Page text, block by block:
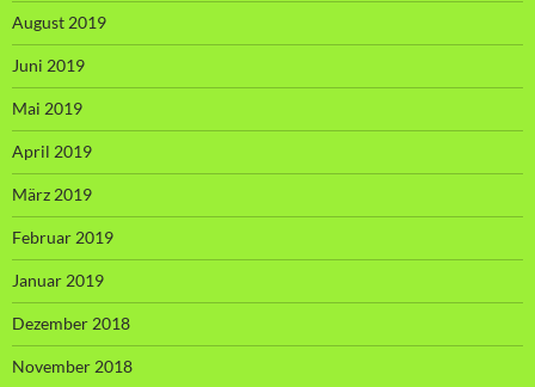
August 2019
Juni 2019
Mai 2019
April 2019
März 2019
Februar 2019
Januar 2019
Dezember 2018
November 2018